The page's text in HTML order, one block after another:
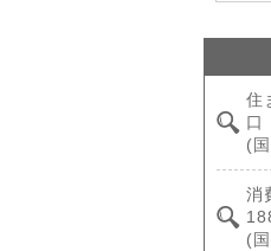
住
口
(
消
(